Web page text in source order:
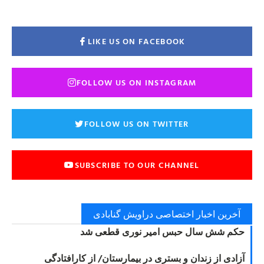
LIKE US ON FACEBOOK
FOLLOW US ON INSTAGRAM
FOLLOW US ON TWITTER
SUBSCRIBE TO OUR CHANNEL
آخرین اخبار اختصاصی دراویش گنابادی
حکم شش سال حبس امیر نوری قطعی شد
آزادی از زندان و بستری در بیمارستان/ از کارافتادگی